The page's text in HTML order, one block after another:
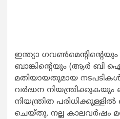
ഇന്ത്യാ
ബാങ്കിന്റെയും (ആർ ‌ബി‌
മതിയായതുമായ നടപടികൾ
വർദ്ധന നിയന്ത്രിക്കുകയും
നിയന്ത്രിത
ചെയ്തു. നല്ല കാലവർഷം